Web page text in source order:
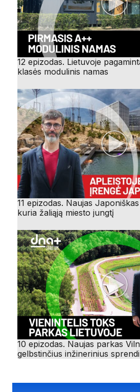
12 epizodas. Lietuvoje
klasės modulinis namas
11 epizodas. Naujas
kuria žaliąją miesto jungtį
10 epizodas. Naujas parkas
gelbstinčius inžinerinius